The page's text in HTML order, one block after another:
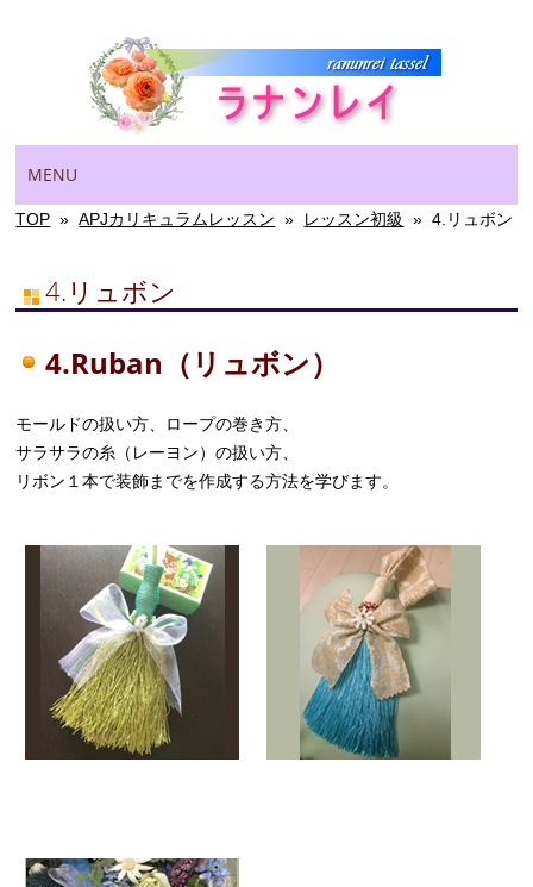
Main menu
to
content
MENU
TOP »APJカリキュラムレッスン » レッスン初級 »4.リュボン
4.リュボン
4.Ruban（リュボン）
モールドの扱い方、ロープの巻き方、
サラサラの糸（レーヨン）の扱い方、
リボン１本で装飾までを作成する方法を学びます。